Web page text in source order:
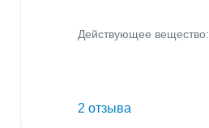
Действующее вещество:
2 отзыва